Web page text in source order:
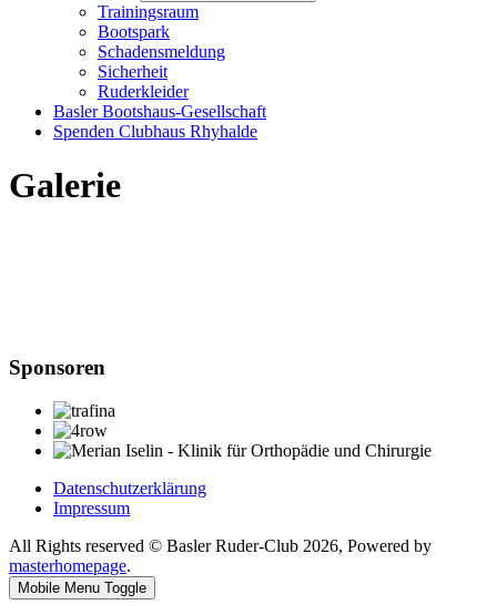
Trainingsraum
Bootspark
Schadensmeldung
Sicherheit
Ruderkleider
Basler Bootshaus-Gesellschaft
Spenden Clubhaus Rhyhalde
Galerie
Sponsoren
Datenschutzerklärung
Impressum
All Rights reserved © Basler Ruder-Club 2026, Powered by
masterhomepage.
Mobile Menu Toggle